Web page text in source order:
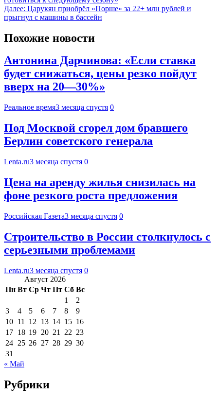
Далее: Царукян приобрёл «Порше» за 22+ млн рублей и
прыгнул с машины в бассейн
Похожие новости
Антонина Дарчинова: «Если ставка
будет снижаться, цены резко пойдут
вверх на 20—30%»
Реальное время3 месяца спустя 0
Под Москвой сгорел дом бравшего
Берлин советского генерала
Lenta.ru3 месяца спустя 0
Цена на аренду жилья снизилась на
фоне резкого роста предложения
Российская Газета3 месяца спустя 0
Строительство в России столкнулось с
серьезными проблемами
Lenta.ru3 месяца спустя 0
Август 2026
Пн Вт Ср Чт Пт Сб Вс
1
2
3
4 5 6 7 8
9
10 11 12 13 14 15 16
17 18 19 20 21 22 23
24 25 26 27 28 29 30
31
« Май
Рубрики